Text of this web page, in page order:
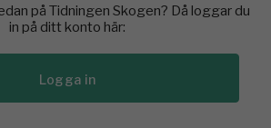
på Tidningen Skogen? Då loggar du
in på ditt konto här:
Logga in